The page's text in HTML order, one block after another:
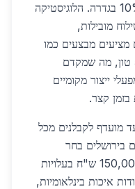
מראה חיסכון של 10% בגדרה. הלוגיסטיקה
מובילות,
מציעים מבצעים כמו
הנחה של 5% על הזמנות מעל 50 טון, מה שמקדם
ייצור מקומיים
קצר.
מועדף לקבלנים מכל
בירושלים בחר
בספקים מגדרה בגלל חיסכון של 150,000 ש"ח בעלויות
איכות בינלאומיות,